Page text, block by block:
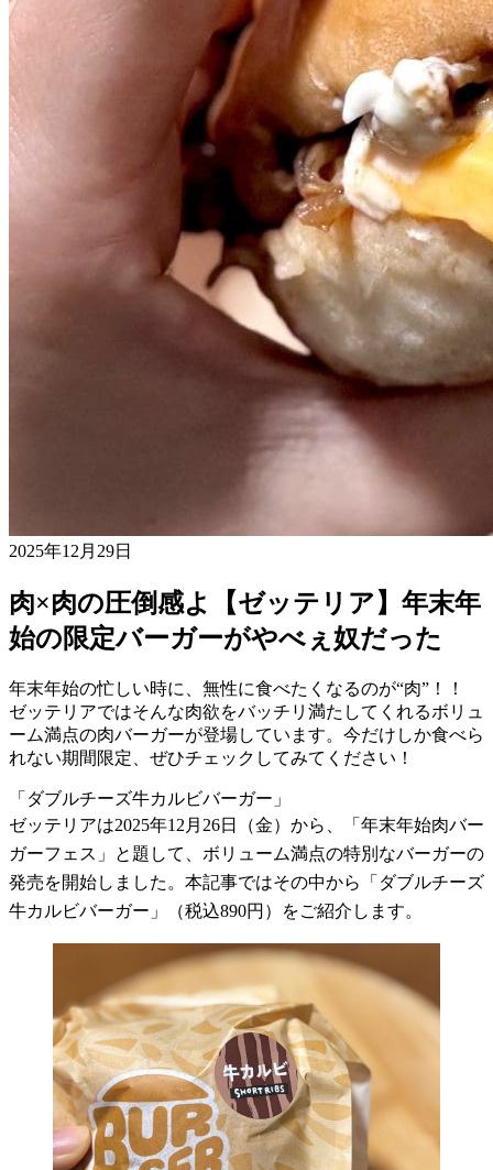
2025年12月29日
肉×肉の圧倒感よ【ゼッテリア】年末年
始の限定バーガーがやべぇ奴だった
年末年始の忙しい時に、無性に食べたくなるのが“肉”！！
ゼッテリアではそんな肉欲をバッチリ満たしてくれるボリュ
ーム満点の肉バーガーが登場しています。今だけしか食べら
れない期間限定、ぜひチェックしてみてください！
「ダブルチーズ牛カルビバーガー」
ゼッテリアは2025年12月26日（金）から、「年末年始肉バー
ガーフェス」と題して、ボリューム満点の特別なバーガーの
発売を開始しました。本記事ではその中から「ダブルチーズ
牛カルビバーガー」（税込890円）をご紹介します。